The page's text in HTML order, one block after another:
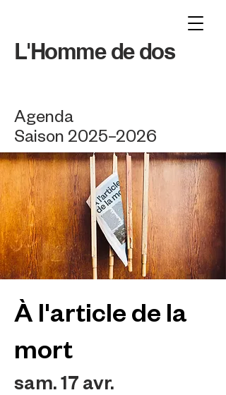
L'Homme de dos
Agenda
Saison 2025–2026
À l'article de la
mort
sam. 17 avr.